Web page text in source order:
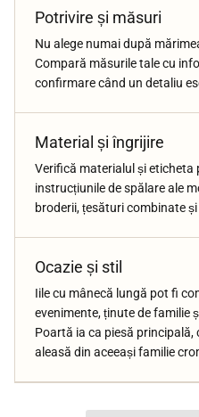
Potrivire și măsuri
Nu alege numai după
Compară măsurile tale cu
confirmare când un detaliu
Material și îngrijire
Verifică materialul și eticheta
instrucțiunile de spălare ale
broderii, țesături combinate
Ocazie și stil
Iile cu mânecă lungă pot fi
evenimente, ținute de familie
Poartă ia ca piesă
aleasă din aceeași familie